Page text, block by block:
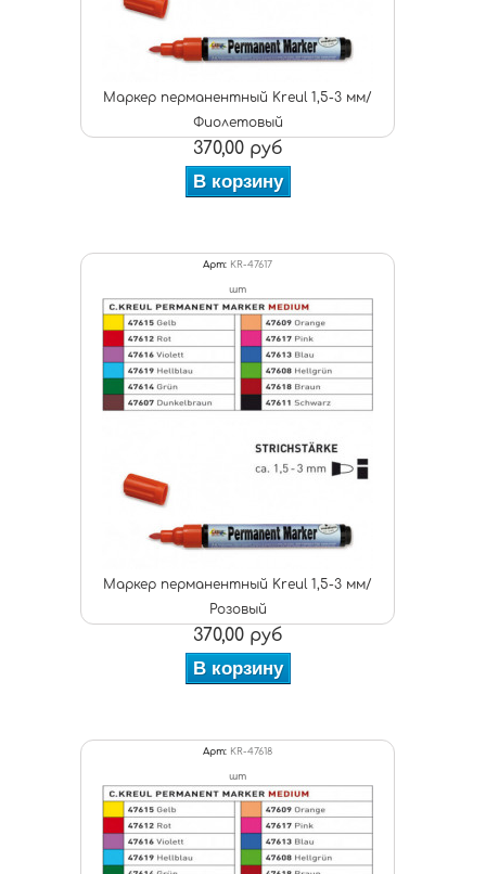
Маркер перманентный Kreul 1,5-3 мм/
Фиолетовый
370,00 руб
В корзину
Арт: KR-47617
шт
Маркер перманентный Kreul 1,5-3 мм/
Розовый
370,00 руб
В корзину
Арт: KR-47618
шт